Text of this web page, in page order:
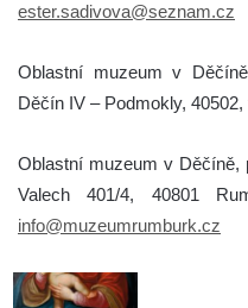
ester.sadivova@seznam.cz
Oblastní muzeum v
Děčín IV – Podmokly, 40502,
Oblastní muzeum v Děčíně,
Valech 401/4, 40801
info@muzeumrumburk.cz